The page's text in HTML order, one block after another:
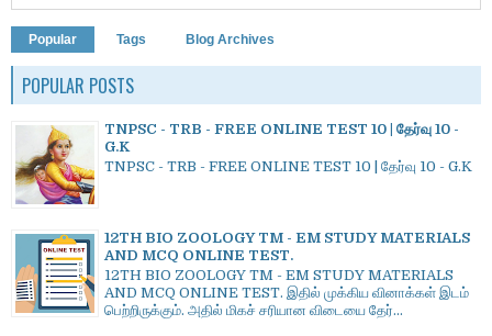
Popular Tags Blog Archives
POPULAR POSTS
TNPSC - TRB - FREE ONLINE TEST 10 | தேர்வு 10 -
G.K
TNPSC - TRB - FREE ONLINE TEST 10 | தேர்வு 10 - G.K
12TH BIO ZOOLOGY TM - EM STUDY MATERIALS
AND MCQ ONLINE TEST.
12TH BIO ZOOLOGY TM - EM STUDY MATERIALS
AND MCQ ONLINE TEST. இதில் முக்கிய வினாக்கள் இடம்
பெற்றிருக்கும். அதில் மிகச் சரியான விடையை தேர்...